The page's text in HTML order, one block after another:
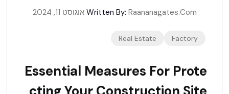
Written By: Raananagates.com אוגוסט 11, 2024
Factory
Real Estate
Essential Measures For Prote